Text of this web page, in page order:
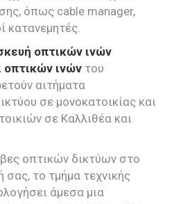
όπως cable manager,
κατανεμητές.
οπτικών ινών
οπτικών ινών του
αιτήματα
σε μονοκατοικίας και
σε Καλλιθέα και
οπτικών δικτύων στο
σας, το τμήμα τεχνικής
άμεσα μια